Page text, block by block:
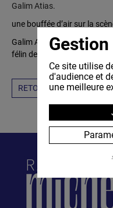
Galim Atias.
une bouffée d’air sur la
Galim Atias ne pouvez
félin de la semaine !
RETOUR
Ce site utilise
d'audience et
une meilleure